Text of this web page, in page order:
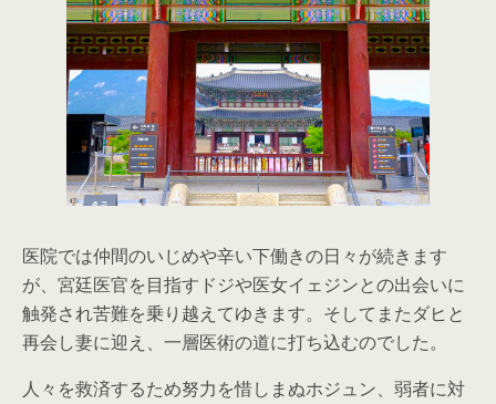
医院では仲間のいじめや辛い下働きの日々が続きます
が、宮廷医官を目指すドジや医女イェジンとの出会いに
触発され苦難を乗り越えてゆきます。そしてまたダヒと
再会し妻に迎え、一層医術の道に打ち込むのでした。
人々を救済するため努力を惜しまぬホジュン、弱者に対